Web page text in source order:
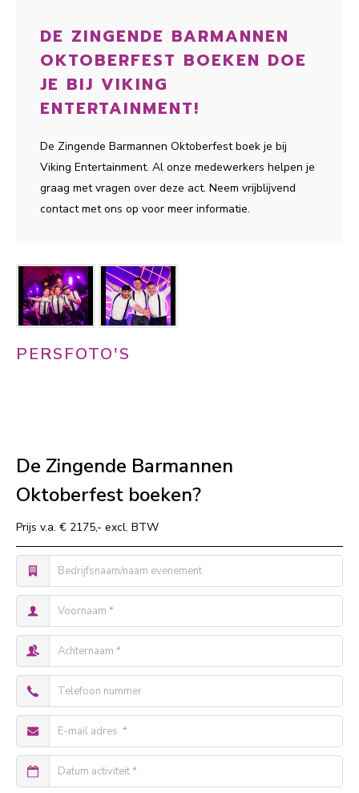
DE ZINGENDE BARMANNEN
OKTOBERFEST BOEKEN DOE
JE BIJ VIKING
ENTERTAINMENT!
De Zingende Barmannen Oktoberfest boek je bij
Viking Entertainment. Al onze medewerkers helpen je
graag met vragen over deze act. Neem vrijblijvend
contact met ons op voor meer informatie.
PERSFOTO'S
De Zingende Barmannen
Oktoberfest boeken?
Prijs v.a. € 2175,- excl. BTW